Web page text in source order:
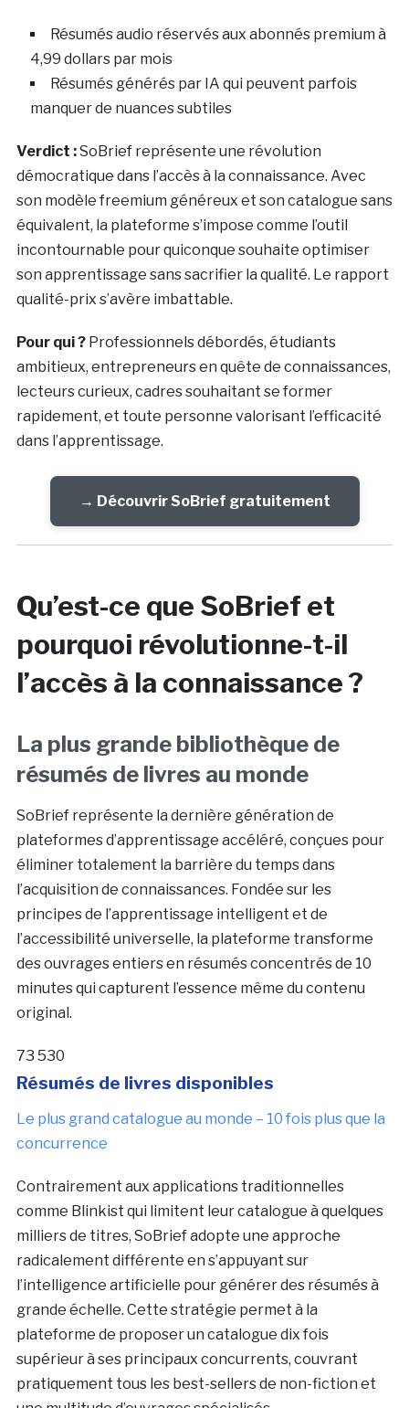
Résumés audio réservés aux abonnés premium à
4,99 dollars par mois
Résumés générés par IA qui peuvent parfois
manquer de nuances subtiles
Verdict :SoBrief représente une révolution
démocratique dans l’accès à la connaissance. Avec
son modèle freemium généreux et son catalogue sans
équivalent, la plateforme s’impose comme l’outil
incontournable pour quiconque souhaite optimiser
son apprentissage sans sacrifier la qualité. Le rapport
qualité-prix s’avère imbattable.
Pour qui ?Professionnels débordés, étudiants
ambitieux, entrepreneurs en quête de connaissances,
lecteurs curieux, cadres souhaitant se former
rapidement, et toute personne valorisant l’efficacité
dans l’apprentissage.
→ Découvrir SoBrief gratuitement
Qu’est-ce que SoBrief et
pourquoi révolutionne-t-il
l’accès à la connaissance ?
La plus grande bibliothèque de
résumés de livres au monde
SoBrief représente la dernière génération de
plateformes d’apprentissage accéléré, conçues pour
éliminer totalement la barrière du temps dans
l’acquisition de connaissances. Fondée sur les
principes de l’apprentissage intelligent et de
l’accessibilité universelle, la plateforme transforme
des ouvrages entiers en résumés concentrés de 10
minutes qui capturent l’essence même du contenu
original.
73 530
Résumés de livres disponibles
Le plus grand catalogue au monde – 10 fois plus que la
concurrence
Contrairement aux applications traditionnelles
comme Blinkist qui limitent leur catalogue à quelques
milliers de titres, SoBrief adopte une approche
radicalement différente en s’appuyant sur
l’intelligence artificielle pour générer des résumés à
grande échelle. Cette stratégie permet à la
plateforme de proposer un catalogue dix fois
supérieur à ses principaux concurrents, couvrant
pratiquement tous les best-sellers de non-fiction et